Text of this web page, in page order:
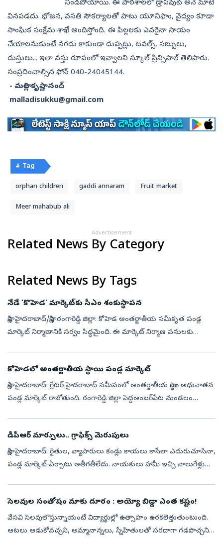
నిండిపోయాయి. ఈ పాఠశాలలో డ్రాపవుట్ అనే మాటే
వినపడదు. భోజన, వసతి సౌకర్యాలతో పాటు యూనిఫాం, వైద్యం కూడా
సాంఘిక సంక్షేమ శాఖే అందిస్తోంది. ఈ పిల్లలకు ఎవరైనా సాయం
చేయాలనుకుంటే నగదు కాకుండా దుప్పట్లు, టవల్స్, సబ్బులు,
దుస్తులు... ఇలా వస్తు రూపంలో ఇవ్వాలని స్కూల్ ప్రిన్సిపాల్ తెలిపారు.
సంప్రదించాల్సిన ఫోన్ 040-24045144.
- మల్లాది కృష్ణానంద్
malladisukku@gmail.com
# Tag
orphan children gaddi annaram Fruit market
Meer mahabub ali
Advertisement
Related News By Category
Related News By Tags
నేడే ‘కొహెడ’ మార్కెట్‌కు సీఎం శంకుస్థాపన
సాక్షి, హైదరాబాద్‌/సాక్షి, రంగారెడ్డి జిల్లా: కోహెడ అంతర్జాతీయ సమీకృత పండ్ల
మార్కెట్‌ నిర్మాణానికి సర్వం సిద్ధమైంది. ఈ మార్కెట్‌ నిర్మాణ పనులకు
కోహెడలో అంతర్జాతీయ స్థాయి పండ్ల మార్కెట్‌
సాక్షి, హైదరాబాద్‌: గ్రేటర్‌ హైదరాబాద్‌ సమీపంలో అంతర్జాతీయ స్థాయి అధునాతన
పండ్ల మార్కెట్‌ రాబోతుంది. రంగారెడ్డి జిల్లా పెద్దఅంబర్‌పేట మండలం
డీపీఆర్‌ మార్పులు.. గ్రాఫిక్స్‌ మెరుపులు
సాక్షి, హైద‌రాబాద్‌: రైతుల, వ్యాపారులు కండ్లు కాయలు కాసేలా ఎదురుచూసినా,
పండ్ల మార్కెట్‌ ఏర్పాటు అతీగతీలేదు. నాయకులు హామీ ఇచ్చి నాలుగేళ్లు
సెలవుల సంతోషం మాకు దూరం : అయ్యో బిడ్డా ఎంత కష్టం!
వేసవి సెలవులొస్తున్నాయంటే విద్యార్థుల్లో ఉత్సాహం ఉరకలెత్తుతుంటుంది.
ఆటలు ఆడుకోవచ్చని, అమ్మానాన్నలు, స్నేహితులతో సరదాగా గడపొచ్చని,